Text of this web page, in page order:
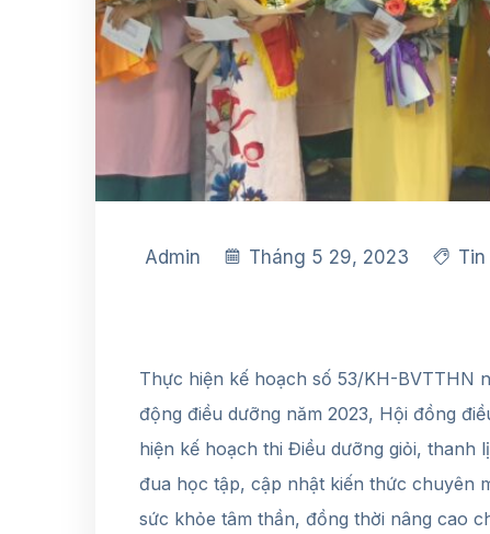
Admin Tháng 5 29, 2023
Thực hiện kế hoạch số 53/KH-BVTTHN
động điều dưỡng năm 2023, Hội đồng
hiện kế hoạch thi Điều dưỡng giỏi, thanh
đua học tập, cập nhật kiến thức chuyên
sức khỏe tâm thần, đồng thời nâng cao